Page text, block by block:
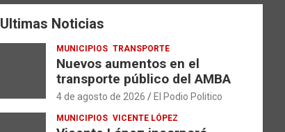
Ultimas Noticias
MUNICIPIOS TRANSPORTE
Nuevos aumentos en el
transporte público del AMBA
4 de agosto de 2026 El Podio Politico
MUNICIPIOS VICENTE LÓPEZ